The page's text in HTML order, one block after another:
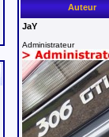
Auteur
JaY
Administrateur